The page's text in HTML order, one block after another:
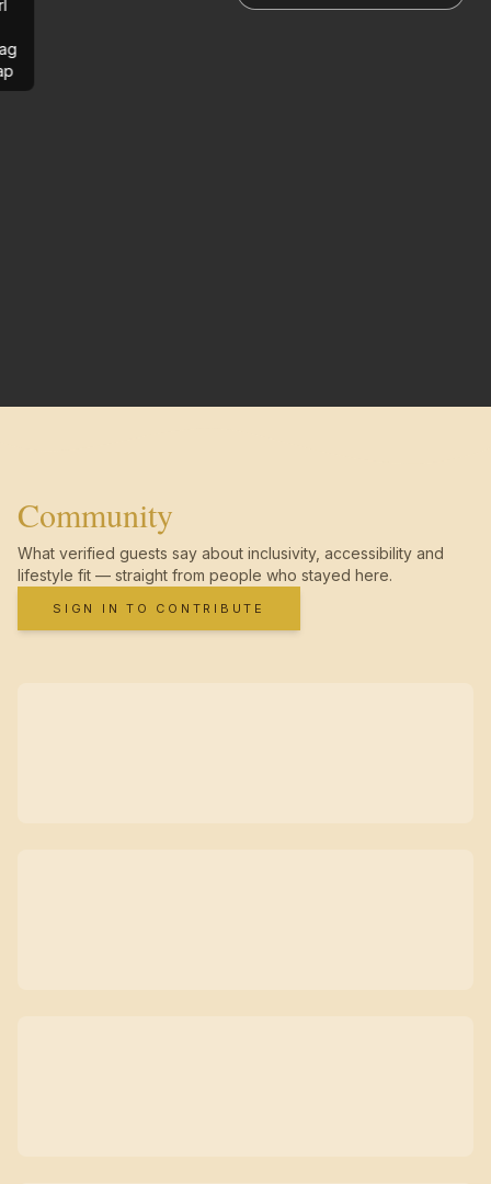
Community
What verified guests say about inclusivity, accessibility and
lifestyle fit — straight from people who stayed here.
SIGN IN TO CONTRIBUTE